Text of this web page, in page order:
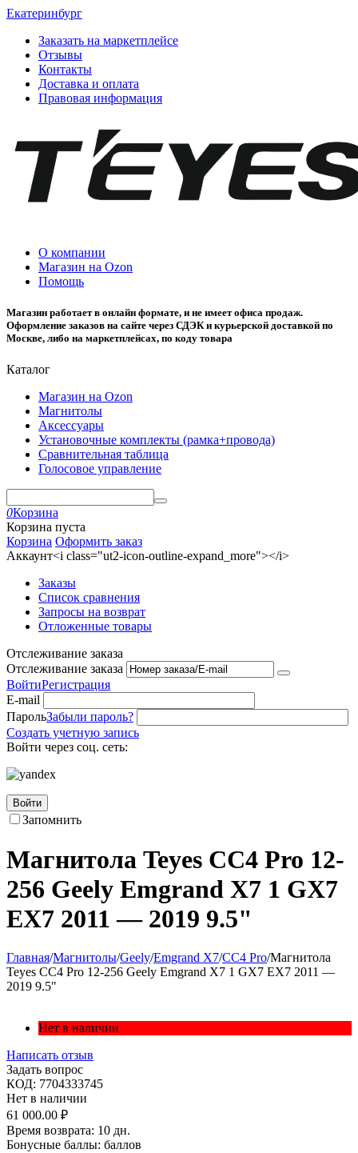
Екатеринбург
Заказать на маркетплейсе
Отзывы
Контакты
Доставка и оплата
Правовая информация
О компании
Магазин на Ozon
Помощь
Магазин работает в онлайн формате, и не имеет офиса продаж.
Оформление заказов на сайте через СДЭК и курьерской доставкой по
Москве, либо на маркетплейсах, по коду товара
Каталог
Магазин на Ozon
Магнитолы
Аксессуары
Установочные комплекты (рамка+провода)
Сравнительная таблица
Голосовое управление
0Корзина
Корзина пуста
Корзина Оформить заказ
Аккаунт<i class="ut2-icon-outline-expand_more"></i>
Заказы
Список сравнения
Запросы на возврат
Отложенные товары
Отслеживание заказа
Отслеживание заказа
ВойтиРегистрация
E-mail
ПарольЗабыли пароль?
Создать учетную запись
Войти через соц. сеть:
Войти
Запомнить
Магнитола Teyes CC4 Pro 12-
256 Geely Emgrand X7 1 GX7
EX7 2011 — 2019 9.5"
Главная/Магнитолы/Geely/Emgrand X7/CC4 Pro/Магнитола
Teyes CC4 Pro 12-256 Geely Emgrand X7 1 GX7 EX7 2011 —
2019 9.5"
Нет в наличии
Написать отзыв
Задать вопрос
КОД: 7704333745
Нет в наличии
61 000.00 ₽
Время возврата: 10 дн.
Бонусные баллы: баллов